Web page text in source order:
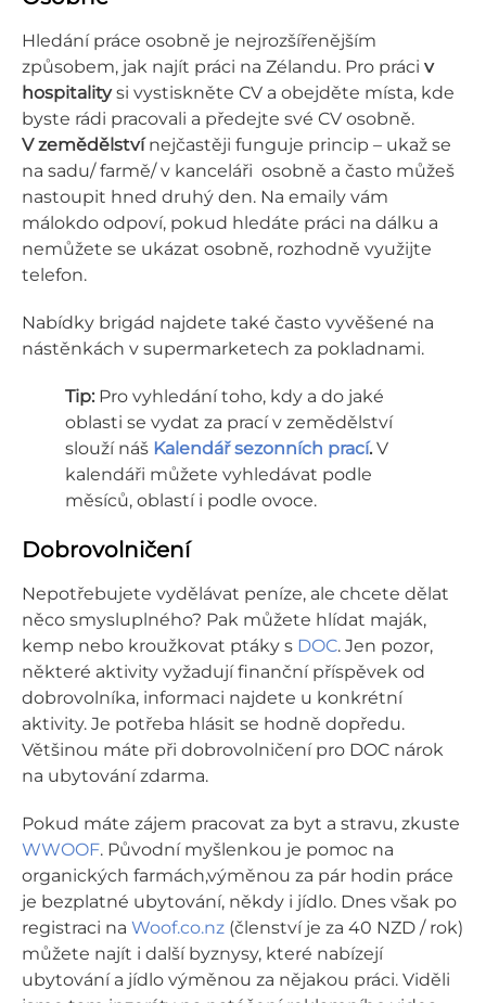
Hledání práce osobně je nejrozšířenějším
způsobem, jak najít práci na Zélandu. Pro práci v
hospitalitysi vystiskněte CV a obejděte místa, kde
byste rádi pracovali a předejte své CV osobně.
V zemědělstvínejčastěji funguje princip – ukaž se
na sadu/ farmě/ v kanceláři osobně a často můžeš
nastoupit hned druhý den. Na emaily vám
málokdo odpoví, pokud hledáte práci na dálku a
nemůžete se ukázat osobně, rozhodně využijte
telefon.
Nabídky brigád najdete také často vyvěšené na
nástěnkách v supermarketech za pokladnami.
Tip: Pro vyhledání toho, kdy a do jaké
oblasti se vydat za prací v zemědělství
slouží náš Kalendář sezonních prací. V
kalendáři můžete vyhledávat podle
měsíců, oblastí i podle ovoce.
Dobrovolničení
Nepotřebujete vydělávat peníze, ale chcete dělat
něco smysluplného? Pak můžete hlídat maják,
kemp nebo kroužkovat ptáky s DOC. Jen pozor,
některé aktivity vyžadují finanční příspěvek od
dobrovolníka, informaci najdete u konkrétní
aktivity. Je potřeba hlásit se hodně dopředu.
Většinou máte při dobrovolničení pro DOC nárok
na ubytování zdarma.
Pokud máte zájem pracovat za byt a stravu, zkuste
WWOOF. Původní myšlenkou je pomoc na
organických farmách,výměnou za pár hodin práce
je bezplatné ubytování, někdy i jídlo. Dnes však po
registraci na Woof.co.nz (členství je za 40 NZD / rok)
můžete najít i další byznysy, které nabízejí
ubytování a jídlo výměnou za nějakou práci. Viděli